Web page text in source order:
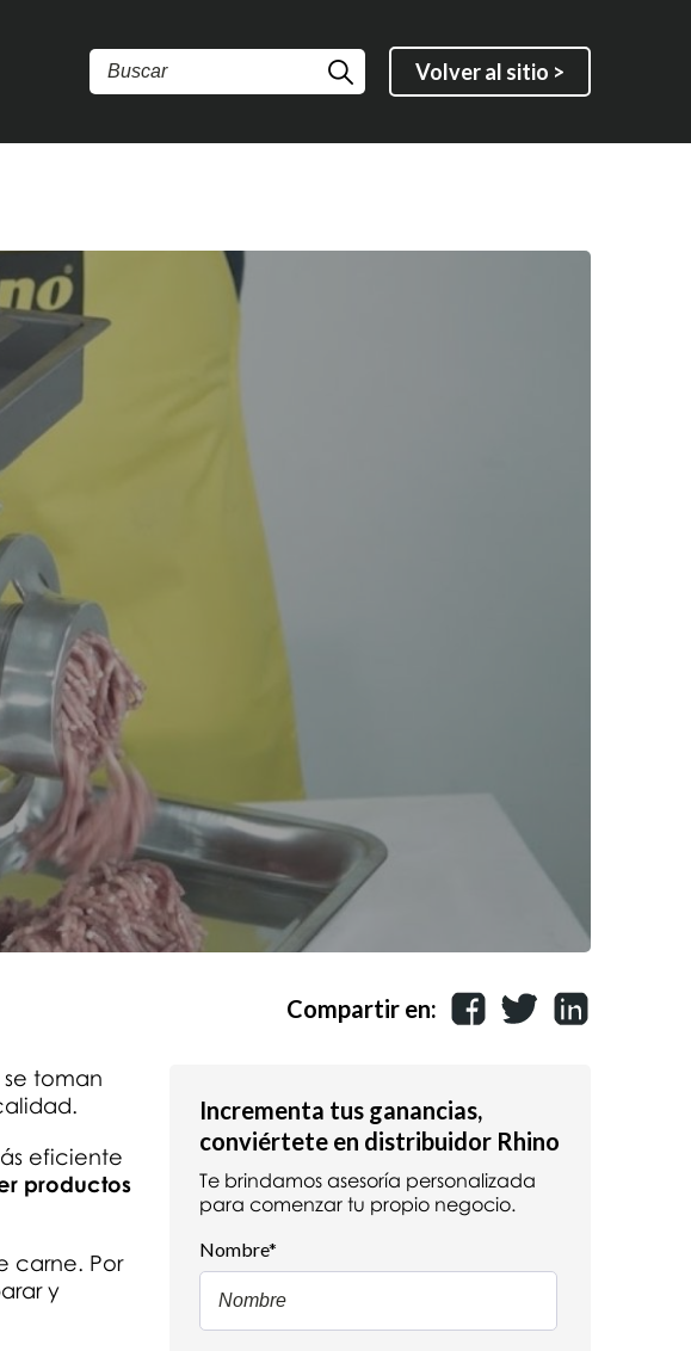
Volver al sitio >
Compartir en:
toman
eficiente
productos
carne. Por
y
Incrementa tus ganancias,
conviértete en distribuidor Rhino
Te brindamos asesoría personalizada
para comenzar tu propio negocio.
Nombre*